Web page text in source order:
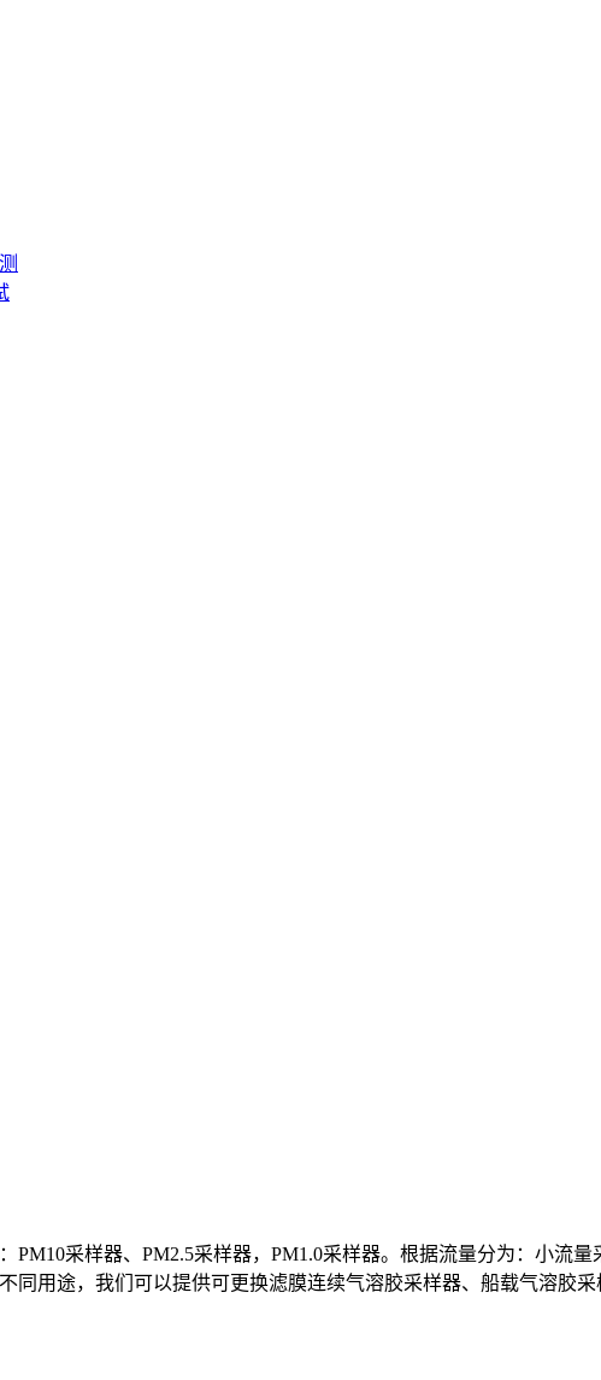
PM10采样器、PM2.5采样器，PM1.0采样器。根据流量分为：小流
同用途，我们可以提供可更换滤膜连续气溶胶采样器、船载气溶胶